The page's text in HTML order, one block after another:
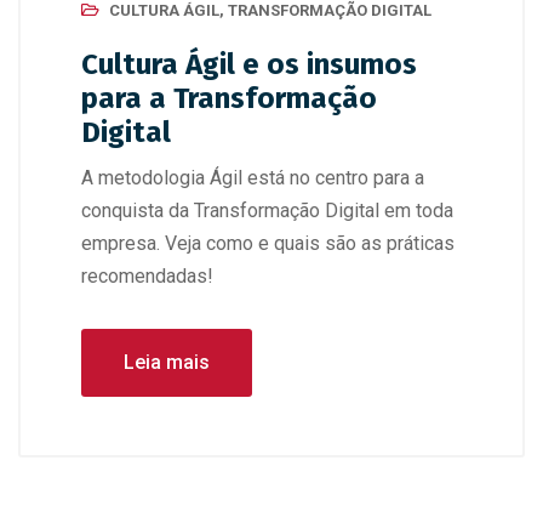
CULTURA ÁGIL, TRANSFORMAÇÃO DIGITAL
Cultura Ágil e os insumos
para a Transformação
Digital
A metodologia Ágil está no centro para a
conquista da Transformação Digital em toda
empresa. Veja como e quais são as práticas
recomendadas!
Leia mais